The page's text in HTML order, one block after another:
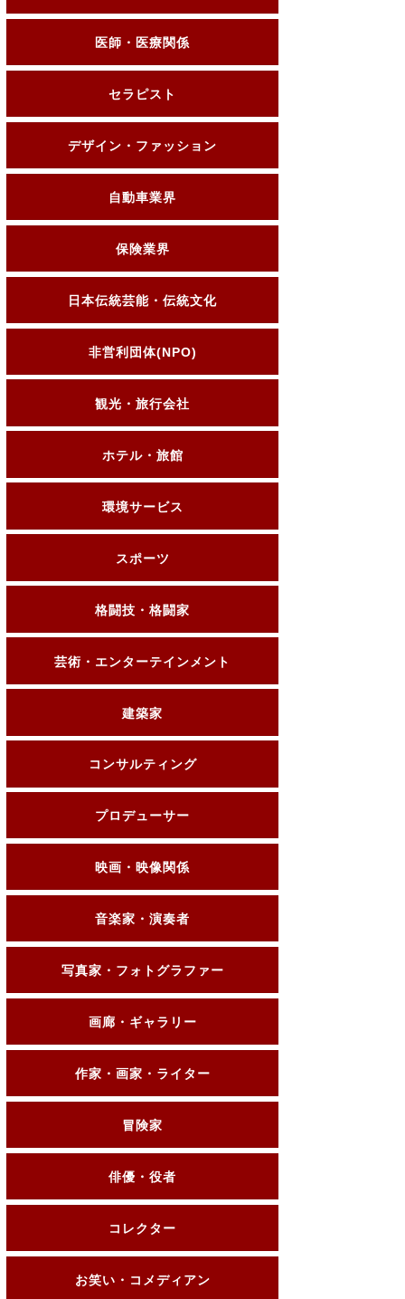
医師・医療関係
セラピスト
デザイン・ファッション
自動車業界
保険業界
日本伝統芸能・伝統文化
非営利団体(NPO)
観光・旅行会社
ホテル・旅館
環境サービス
スポーツ
格闘技・格闘家
芸術・エンターテインメント
建築家
コンサルティング
プロデューサー
映画・映像関係
音楽家・演奏者
写真家・フォトグラファー
画廊・ギャラリー
作家・画家・ライター
冒険家
俳優・役者
コレクター
お笑い・コメディアン